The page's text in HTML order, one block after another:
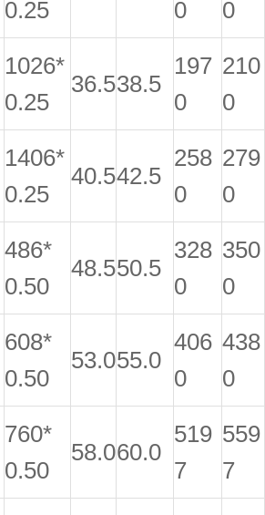
0.25 0 0
1026*
0.25
36.538.5
197
0
210
0
1406*
0.25
40.542.5
258
0
279
0
486*
0.50
48.550.5
328
0
350
0
608*
0.50
53.055.0
406
0
438
0
760*
0.50
58.060.0
519
7
559
7